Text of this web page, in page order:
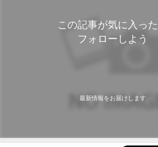
この記事が気に入っ
フォローしよう
最新情報をお届けします